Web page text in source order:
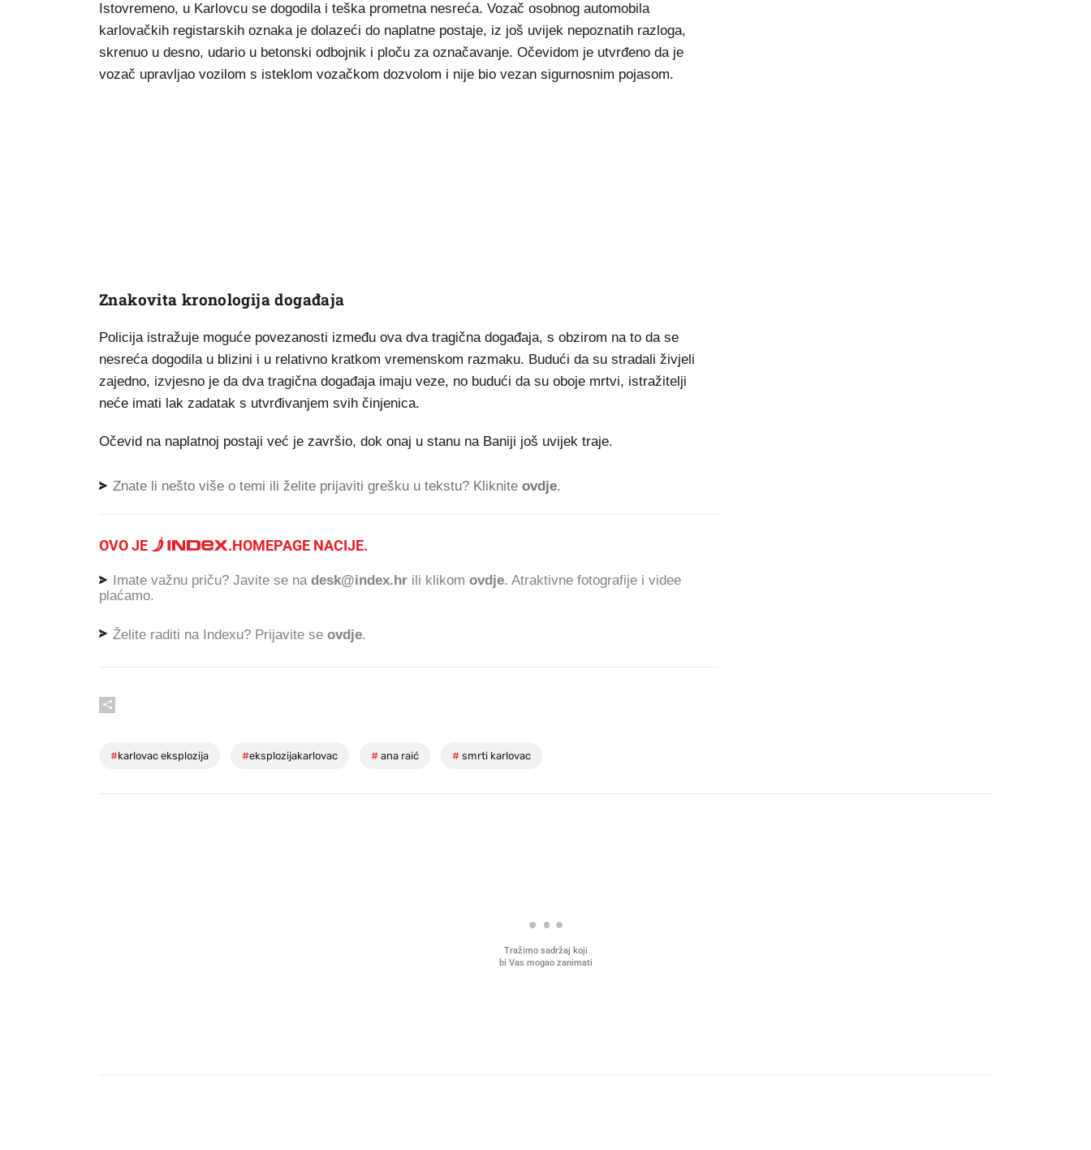
Istovremeno, u Karlovcu se dogodila i teška prometna nesreća. Vozač osobnog automobila
karlovačkih registarskih oznaka je dolazeći do naplatne postaje, iz još uvijek nepoznatih razloga,
skrenuo u desno, udario u betonski odbojnik i ploču za označavanje. Očevidom je utvrđeno da je
vozač upravljao vozilom s isteklom vozačkom dozvolom i nije bio vezan sigurnosnim pojasom.
Znakovita kronologija događaja
Policija istražuje moguće povezanosti između ova dva tragična događaja, s obzirom na to da se
nesreća dogodila u blizini i u relativno kratkom vremenskom razmaku. Budući da su stradali živjeli
zajedno, izvjesno je da dva tragična događaja imaju veze, no budući da su oboje mrtvi, istražitelji
neće imati lak zadatak s utvrđivanjem svih činjenica.
Očevid na naplatnoj postaji već je završio, dok onaj u stanu na Baniji još uvijek traje.
Znate li nešto više o temi ili želite prijaviti grešku u tekstu? Kliknite ovdje.
OVO JE .HOMEPAGE NACIJE.
Imate važnu priču? Javite se na desk@index.hr ili klikom ovdje. Atraktivne fotografije i videe
plaćamo.
Želite raditi na Indexu? Prijavite se ovdje.
#karlovac eksplozija #eksplozijakarlovac # ana raić # smrti karlovac
Tražimo sadržaj koji
bi Vas mogao zanimati